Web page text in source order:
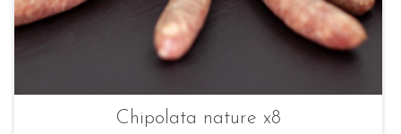
Chipolata nature x8